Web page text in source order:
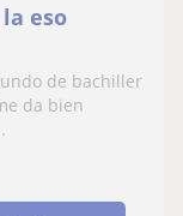
eso
de bachiller
da bien